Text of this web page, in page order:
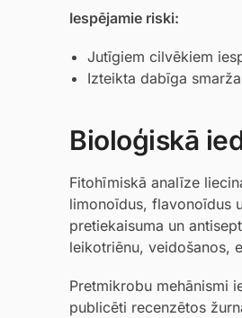
Iespējamie riski:
Jutīgiem cilvēkiem
Izteikta dabīga
Bioloģiskā
Fitohīmiskā analīze
limonoīdus, flavonoīdus
pretiekaisuma un
leikotriēnu, veidošanos,
Pretmikrobu mehānismi
publicēti recenzētos